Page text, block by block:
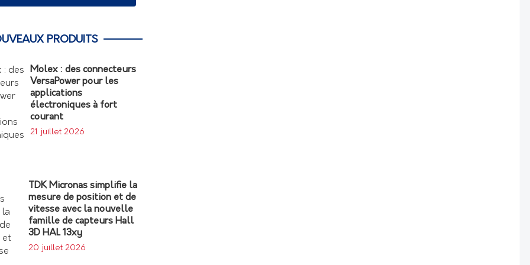
PRODUITS
Molex : des connecteurs
VersaPower pour les
applications
électroniques à fort
courant
21 juillet 2026
TDK Micronas simplifie la
mesure de position et de
vitesse avec la nouvelle
famille de capteurs Hall
3D HAL 13xy
20 juillet 2026